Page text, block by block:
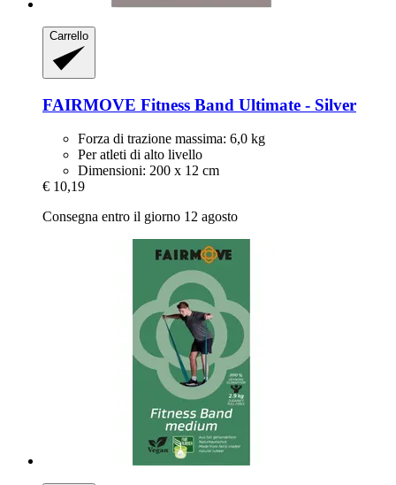
Carrello
FAIRMOVE Fitness Band Ultimate -​ Silver
Forza di trazione massima: 6,0 kg
Per atleti di alto livello
Dimensioni: 200 x 12 cm
€ 10,19
Consegna entro il giorno 12 agosto